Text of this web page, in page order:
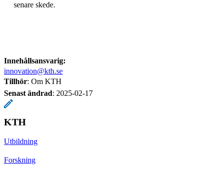
senare skede.
Innehållsansvarig:
innovation@kth.se
Tillhör: Om KTH
Senast ändrad: 2025-02-17
KTH
Utbildning
Forskning